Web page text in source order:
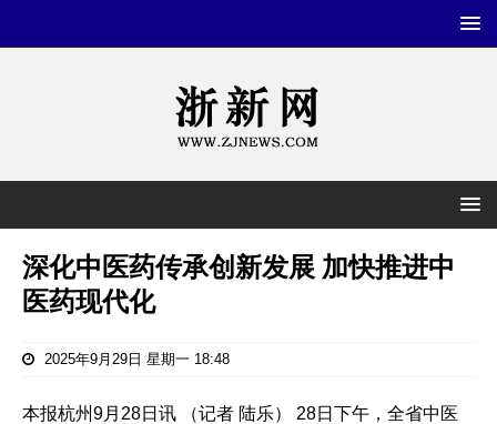
深化中医药传承创新发展 加快推进中
医药现代化
2025年9月29日 星期一 18:48
本报杭州9月28日讯 （记者 陆乐） 28日下午，全省中医